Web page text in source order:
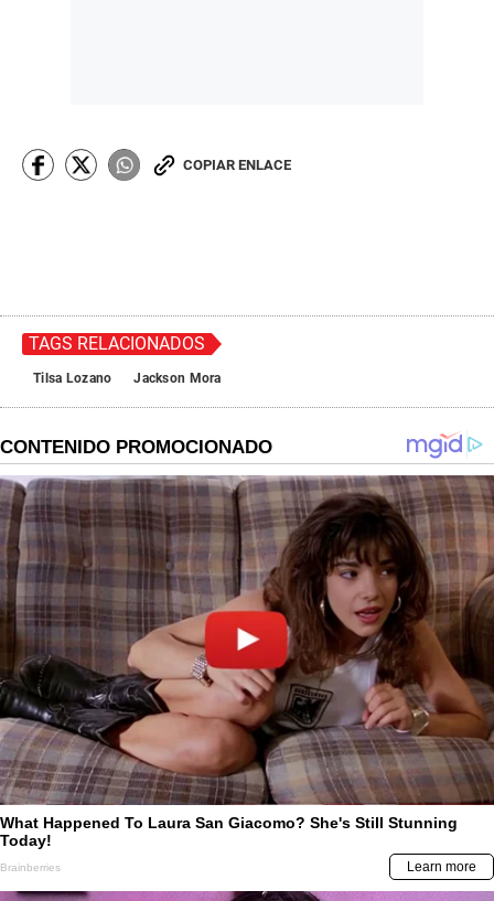
COPIAR ENLACE
TAGS RELACIONADOS
Tilsa Lozano Jackson Mora